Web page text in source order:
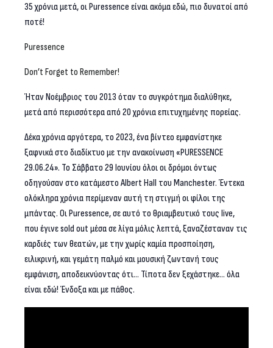
35 χρόνια μετά, οι Puressence είναι ακόμα εδώ, πιο δυνατοί από
ποτέ!
Puressence
Don’t Forget to Remember!
Ήταν Νοέμβριος του 2013 όταν το συγκρότημα διαλύθηκε,
μετά από περισσότερα από 20 χρόνια επιτυχημένης πορείας.
Δέκα χρόνια αργότερα, το 2023, ένα βίντεο εμφανίστηκε
ξαφνικά στο διαδίκτυο με την ανακοίνωση «PURESSENCE
29.06.24». Το Σάββατο 29 Ιουνίου όλοι οι δρόμοι όντως
οδηγούσαν στο κατάμεστο Albert Hall του Manchester. Έντεκα
ολόκληρα χρόνια περίμεναν αυτή τη στιγμή οι φίλοι της
μπάντας. Οι Puressence, σε αυτό το θριαμβευτικό τους live,
που έγινε sold out μέσα σε λίγα μόλις λεπτά, ξαναζέσταναν τις
καρδιές των θεατών, με την χωρίς καμία προσποίηση,
ειλικρινή, και γεμάτη παλμό και μουσική ζωντανή τους
εμφάνιση, αποδεικνύοντας ότι… Τίποτα δεν ξεχάστηκε… όλα
είναι εδώ! Ένδοξα και με πάθος.